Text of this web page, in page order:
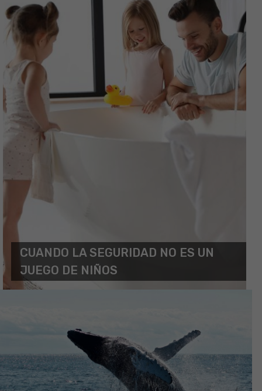
CUANDO LA SEGURIDAD NO ES UN
JUEGO DE NIÑOS